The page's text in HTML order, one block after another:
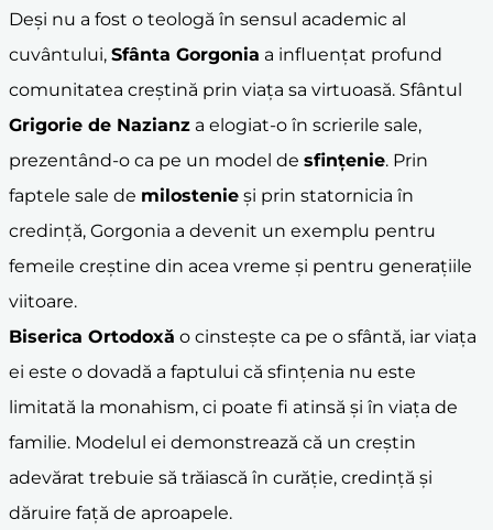
Deși nu a fost o teologă în sensul academic al
cuvântului, Sfânta Gorgonia a influențat profund
comunitatea creștină prin viața sa virtuoasă. Sfântul
Grigorie de Nazianz a elogiat-o în scrierile sale,
prezentând-o ca pe un model de sfințenie. Prin
faptele sale de milostenie și prin statornicia în
credință, Gorgonia a devenit un exemplu pentru
femeile creștine din acea vreme și pentru generațiile
viitoare.
Biserica Ortodoxă o cinstește ca pe o sfântă, iar viața
ei este o dovadă a faptului că sfințenia nu este
limitată la monahism, ci poate fi atinsă și în viața de
familie. Modelul ei demonstrează că un creștin
adevărat trebuie să trăiască în curăție, credință și
dăruire față de aproapele.